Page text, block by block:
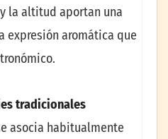
la altitud aportan una
expresión aromática que
tradicionales
asocia habitualmente